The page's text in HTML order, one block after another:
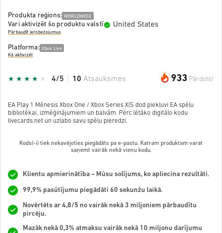
Produkta reģions: WORLDWIDE
Vari aktivizēt šo produktu valstī United States
Pārbaudīt ierobežojumus
Platforma: Xbox Live
Kā aktivizēt
933 Pārdots!
4/5 10 Atsauksmes
EA Play 1 Mēnesis Xbox One / Xbox Series X|S dod piekļuvi EA spēļu
bibliotēkai, izmēģinājumiem un balvām. Pērc lētāko digitālo kodu
livecards.net un uzlabo savu spēļu pieredzi.
Kods(-i) tiek nekavējoties piegādāts pa e-pastu. Katram produktam varat
saņemt vairāk nekā vienu kodu.
Klientu apmierinātība – Mūsu solījums, ko apliecina rezultāti.
99,9% pasūtījumu piegādāti 60 sekunžu laikā.
Novērtēts ar 4,8/5 no vairāk nekā 3 miljoniem pārbaudītu
pircēju.
Mazāk nekā 0,3% atmaksu vairāk nekā 10 miljonu darījumu